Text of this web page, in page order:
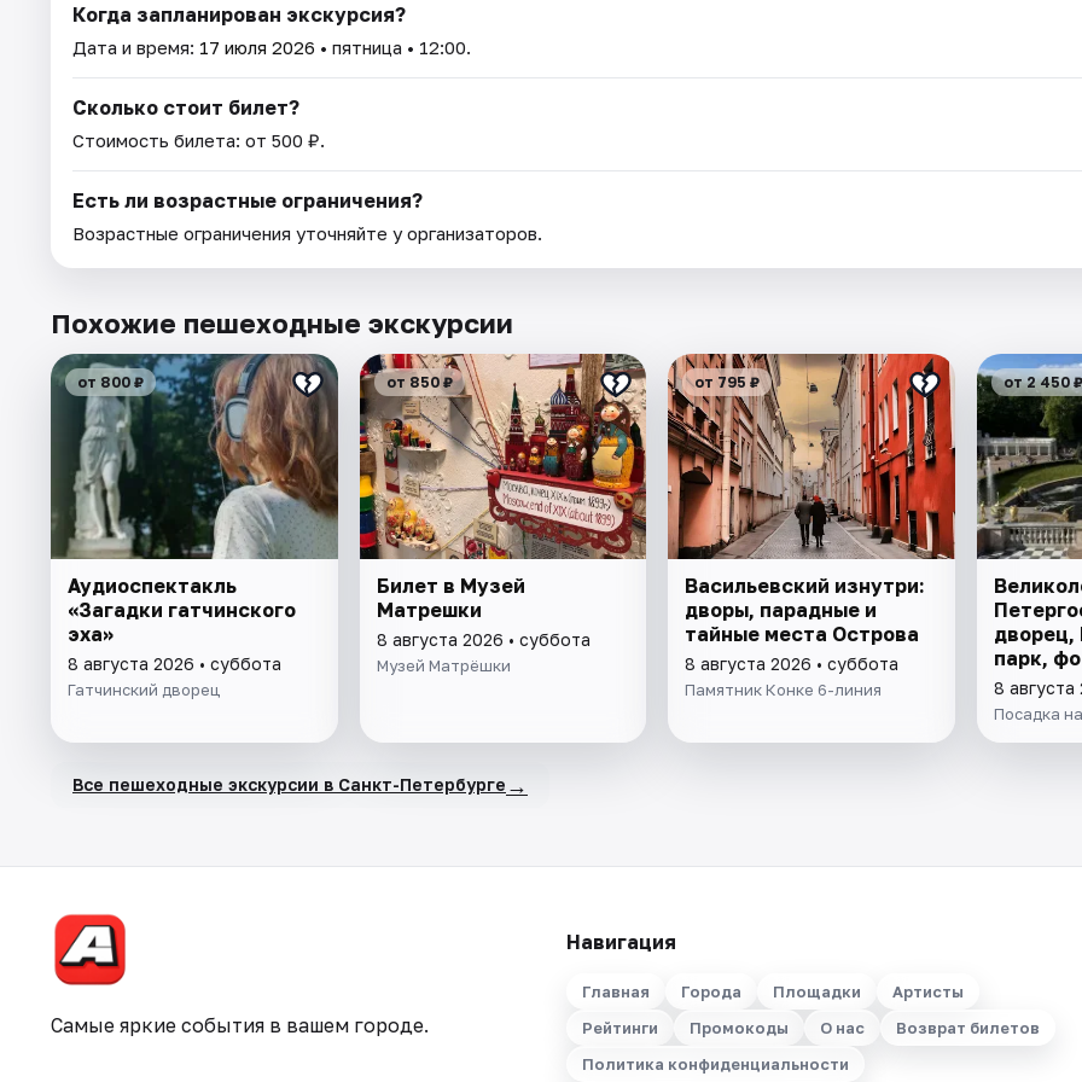
Когда запланирован экскурсия?
Дата и время: 17 июля 2026 • пятница • 12:00.
Сколько стоит билет?
Стоимость билета: от 500 ₽.
Есть ли возрастные ограничения?
Возрастные ограничения уточняйте у организаторов.
Похожие пешеходные экскурсии
от 800 ₽
Аудиоспектакль
«Загадки гатчинского
эха»
8 августа 2026 • суббота
Гатчинский дворец
от 850 ₽
Билет в Музей
Матрешки
8 августа 2026 • суббота
Музей Матрёшки
от 795 ₽
Васильевский изнутри:
дворы, парадные и
тайные места Острова
8 августа 2026 • суббота
Памятник Конке 6-линия
от 2 450 ₽
парк,
8 августа
Посадка
Все пешеходные экскурсии в Санкт-Петербурге →
Самые яркие события в вашем городе.
Навигация
Главная Города Площадки
Артисты
Рейтинги
Промокоды О нас
Возврат билетов
Политика конфиденциальности